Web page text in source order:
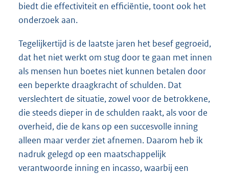
biedt die effectiviteit en efficiëntie, toont ook het
onderzoek aan.
Tegelijkertijd is de laatste jaren het besef gegroeid,
dat het niet werkt om stug door te gaan met innen
als mensen hun boetes niet kunnen betalen door
een beperkte draagkracht of schulden. Dat
verslechtert de situatie, zowel voor de betrokkene,
die steeds dieper in de schulden raakt, als voor de
overheid, die de kans op een succesvolle inning
alleen maar verder ziet afnemen. Daarom heb ik
nadruk gelegd op een maatschappelijk
verantwoorde inning en incasso, waarbij een